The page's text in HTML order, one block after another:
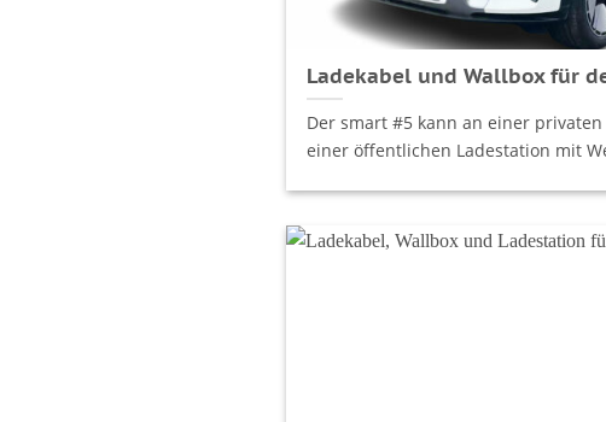
Ladekabel und Wallbox für
Der smart #5 kann an einer
einer öffentlichen Ladestation mit